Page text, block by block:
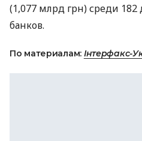
(1,077 млрд грн) среди
банков.
По материалам: Інтерфакс-